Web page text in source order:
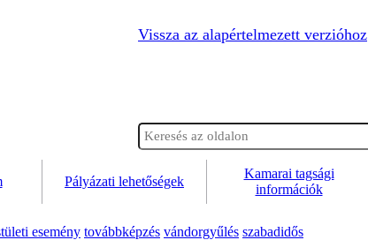
Vissza az alapértelmezett verzióhoz
Pályázati lehetőségek
Kamarai tagsági
információk
esemény továbbképzés vándorgyűlés szabadidős